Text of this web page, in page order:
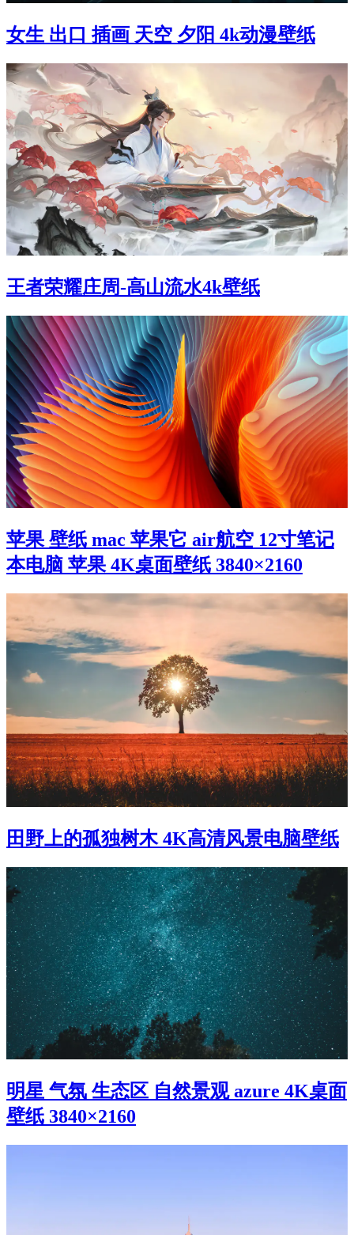
女生 出口 插画 天空 夕阳 4k动漫壁纸
王者荣耀庄周-高山流水4k壁纸
苹果 壁纸 mac 苹果它 air航空 12寸笔记
本电脑 苹果 4K桌面壁纸 3840×2160
田野上的孤独树木 4K高清风景电脑壁纸
明星 气氛 生态区 自然景观 azure 4K桌面
壁纸 3840×2160